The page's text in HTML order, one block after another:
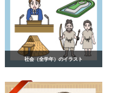
社会（全学年）のイラスト